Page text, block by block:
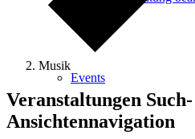
Events
Musik
Veranstaltungen
für
Veranstaltungen
Ansichtennavigation